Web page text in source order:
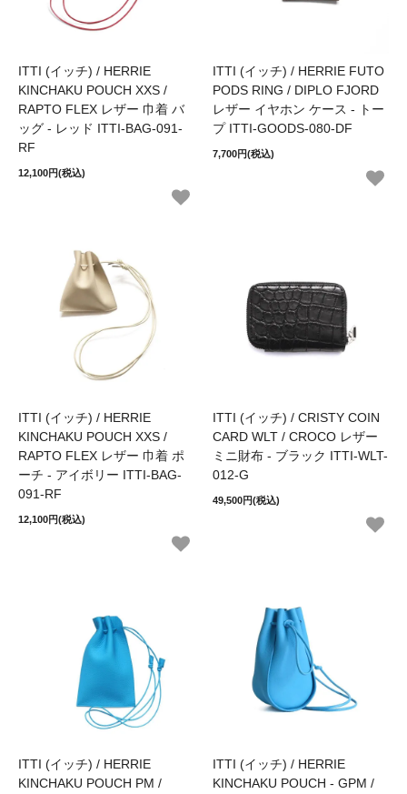
ITTI (イッチ) / HERRIE
KINCHAKU POUCH XXS /
RAPTO FLEX レザー 巾着 バ
ッグ - レッド ITTI-BAG-091-
RF
12,100円(税込)
ITTI (イッチ) / HERRIE FUTO
PODS RING / DIPLO FJORD
レザー イヤホン ケース - トー
プ ITTI-GOODS-080-DF
7,700円(税込)
ITTI (イッチ) / HERRIE
KINCHAKU POUCH XXS /
RAPTO FLEX レザー 巾着 ポ
ーチ - アイボリー ITTI-BAG-
091-RF
12,100円(税込)
ITTI (イッチ) / CRISTY COIN
CARD WLT / CROCO レザー
ミニ財布 - ブラック ITTI-WLT-
012-G
49,500円(税込)
ITTI (イッチ) / HERRIE
KINCHAKU POUCH PM /
ITTI (イッチ) / HERRIE
KINCHAKU POUCH - GPM /